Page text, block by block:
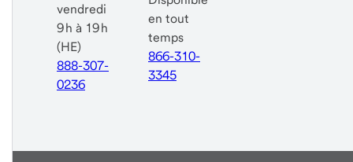
vendredi
9 h à 19 h
(HE)
888-307-
0236
en tout
temps
866-310-
3345